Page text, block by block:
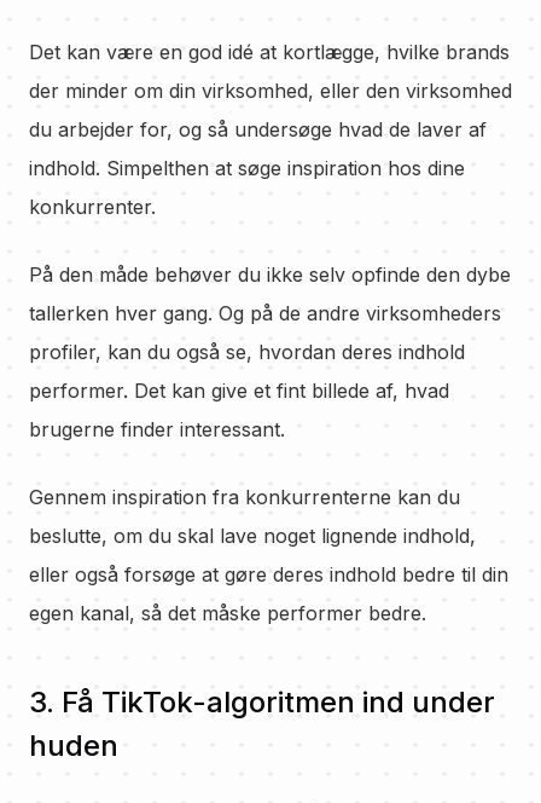
Det kan være en god idé at kortlægge, hvilke brands
der minder om din virksomhed, eller den virksomhed
du arbejder for, og så undersøge hvad de laver af
indhold. Simpelthen at søge inspiration hos dine
konkurrenter.
På den måde behøver du ikke selv opfinde den dybe
tallerken hver gang. Og på de andre virksomheders
profiler, kan du også se, hvordan deres indhold
performer. Det kan give et fint billede af, hvad
brugerne finder interessant.
Gennem inspiration fra konkurrenterne kan du
beslutte, om du skal lave noget lignende indhold,
eller også forsøge at gøre deres indhold bedre til din
egen kanal, så det måske performer bedre.
3. Få TikTok-algoritmen ind under
huden